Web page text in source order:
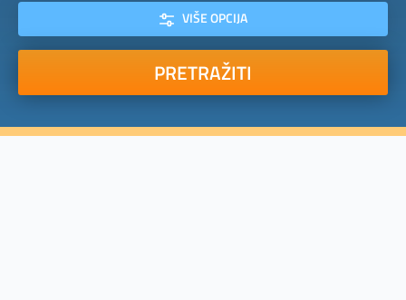
VIŠE OPCIJA
PRETRAŽITI